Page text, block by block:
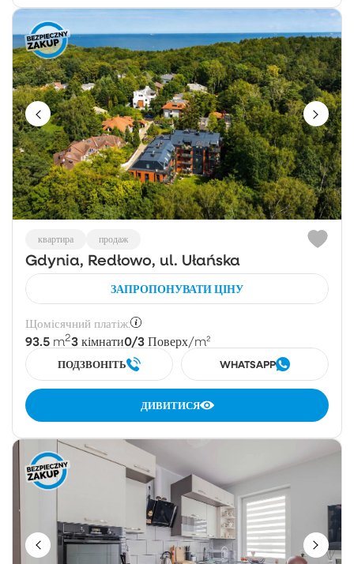
квартира продаж
Gdynia, Redłowo, ul. Ułańska
ЗАПРОПОНУВАТИ ЦІНУ
Щомісячний платіж:
93.5 m23 кімнати0/3 Поверх/m²
ПОДЗВОНІТЬ WHATSAPP
ДИВИТИСЯ